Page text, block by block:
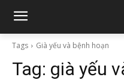
Tags Già yếu và bệnh hoạn
Tag: già yếu